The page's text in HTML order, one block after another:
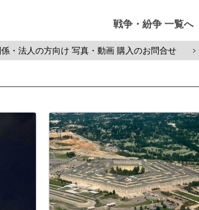
戦争・紛争 一覧へ
・法人の方向け 写真・動画 購入のお問合せ >